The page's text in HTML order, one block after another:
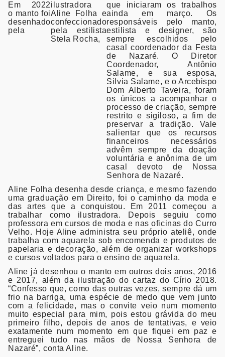
Em 2022
o manto foi
desenhado
pela
ilustradora
Aline Folha e
confeccionado
pela estilista
Stela Rocha,
que iniciaram os trabalhos
ainda em março. Os
responsáveis pelo manto,
estilista e designer, são
sempre escolhidos pelo
casal coordenador da Festa
de Nazaré. O Diretor
Coordenador, Antônio
Salame, e sua esposa,
Silvia Salame, e o Arcebispo
Dom Alberto Taveira, foram
os únicos a acompanhar o
processo de criação, sempre
restrito e sigiloso, a fim de
preservar a tradição. Vale
salientar que os recursos
financeiros necessários
advêm sempre da doação
voluntária e anônima de um
casal devoto de Nossa
Senhora de Nazaré.
Aline Folha desenha desde criança, e mesmo fazendo
uma graduação em Direito, foi o caminho da moda e
das artes que a conquistou. Em 2011 começou a
trabalhar como ilustradora. Depois seguiu como
professora em cursos de moda e nas oficinas do Curro
Velho. Hoje Aline administra seu próprio ateliê, onde
trabalha com aquarela sob encomenda e produtos de
papelaria e decoração, além de organizar workshops
e cursos voltados para o ensino de aquarela.
Aline já desenhou o manto em outros dois anos, 2016
e 2017, além da ilustração do cartaz do Círio 2018.
“Confesso que, como das outras vezes, sempre dá um
frio na barriga, uma espécie de medo que vem junto
com a felicidade, mas o convite veio num momento
muito especial para mim, pois estou grávida do meu
primeiro filho, depois de anos de tentativas, e veio
exatamente num momento em que fiquei em paz e
entreguei tudo nas mãos de Nossa Senhora de
Nazaré”, conta Aline.